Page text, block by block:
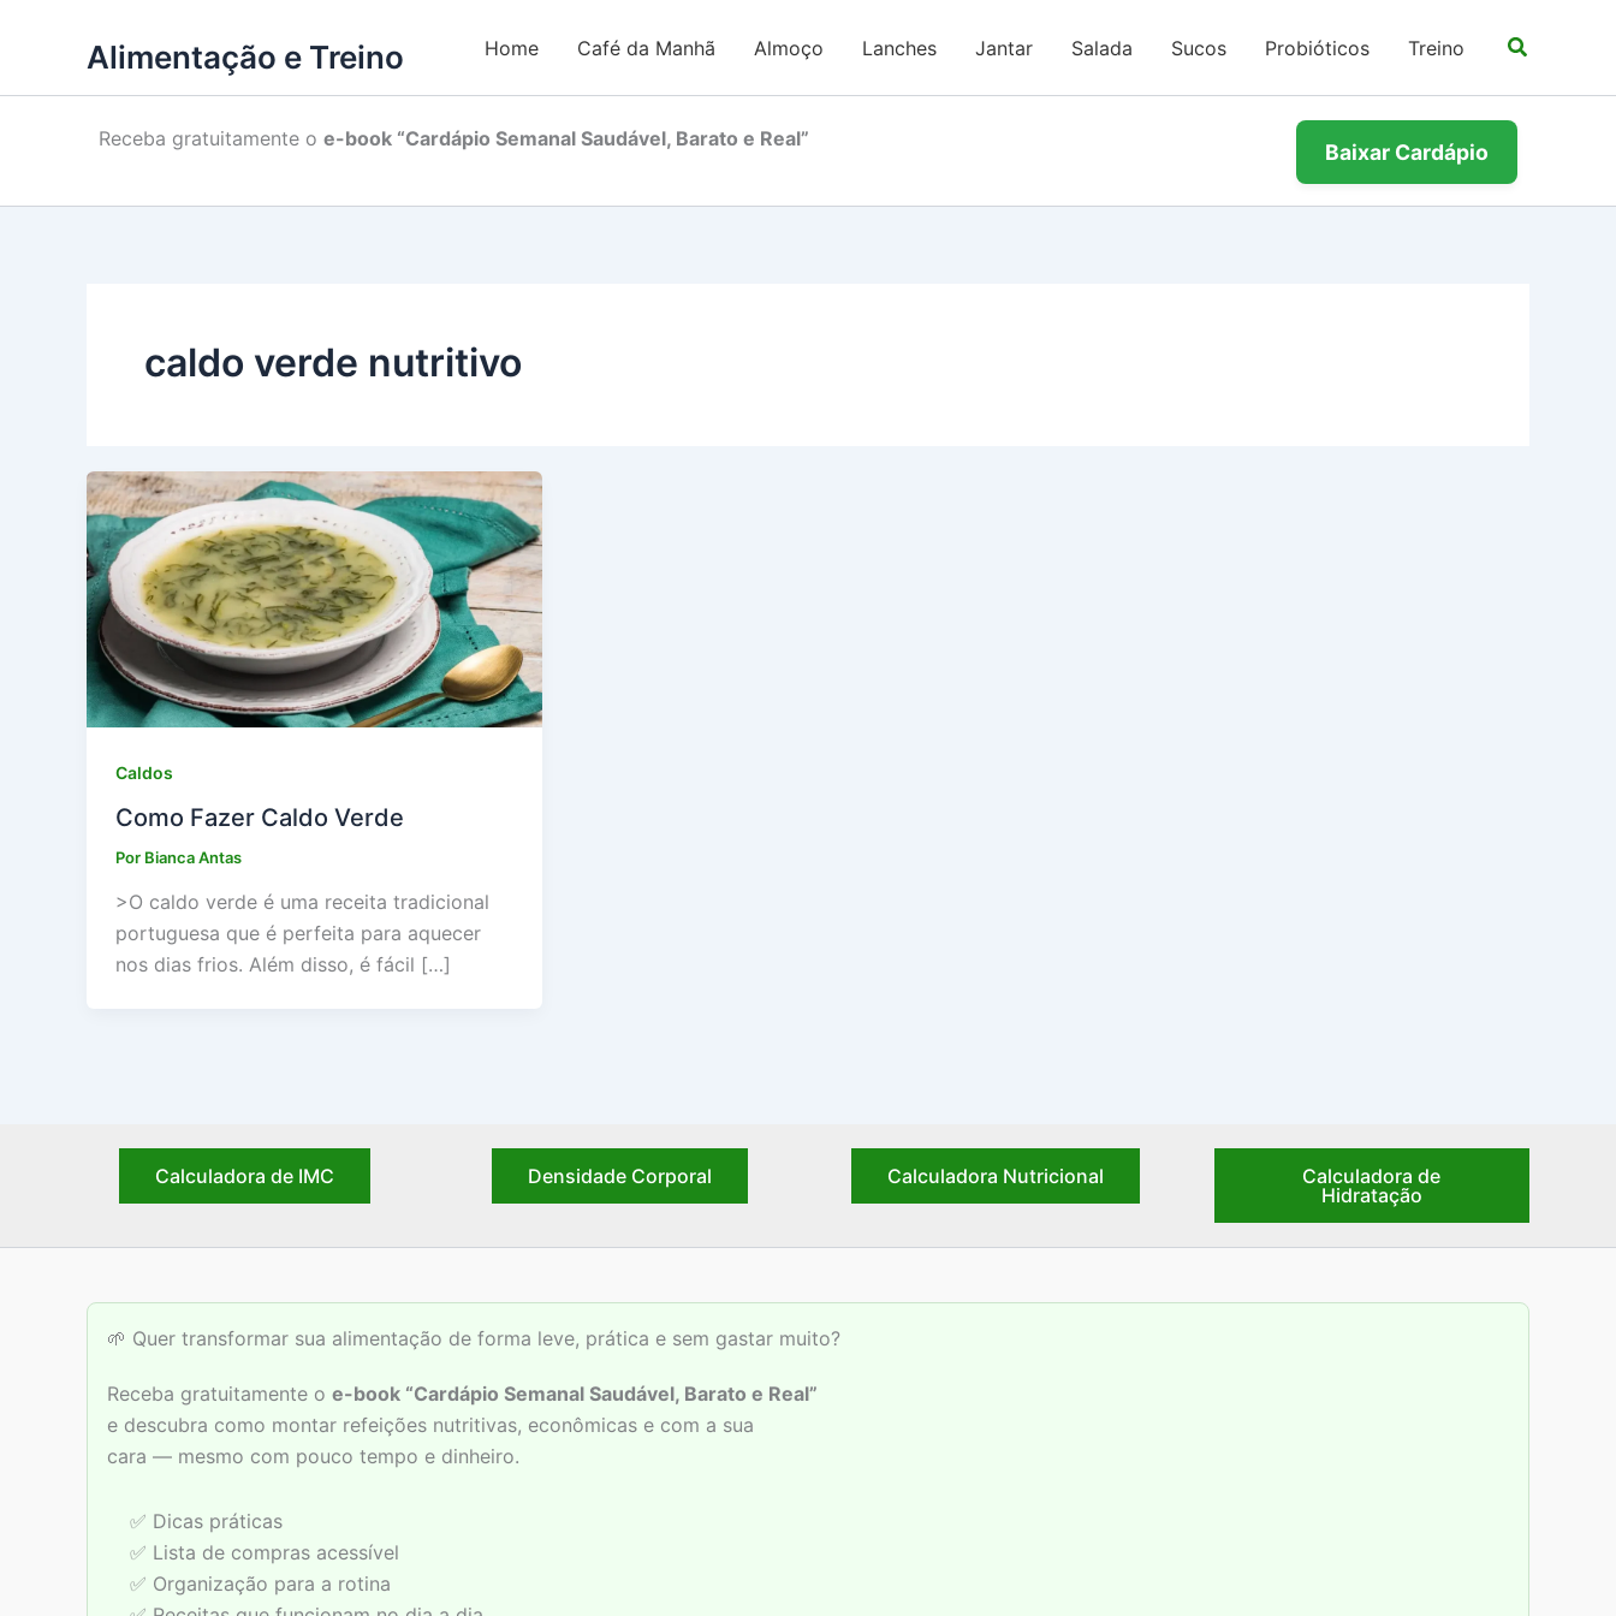
Alimentação e Treino Home Café da Manhã Almoço Lanches Jantar Salada Sucos Probióticos Treino
Receba gratuitamente o e-book “Cardápio Semanal Saudável, Barato e Real”
Baixar Cardápio
caldo verde nutritivo
Caldos
Como Fazer Caldo Verde
Por Bianca Antas
>O caldo verde é uma receita tradicional
portuguesa que é perfeita para aquecer
nos dias frios. Além disso, é fácil […]
Calculadora de IMC Densidade Corporal Calculadora Nutricional
Calculadora de
Hidratação
🌱 Quer transformar sua alimentação de forma leve, prática e sem gastar muito?
Receba gratuitamente o e-book “Cardápio Semanal Saudável, Barato e Real”
e descubra como montar refeições nutritivas, econômicas e com a sua
cara — mesmo com pouco tempo e dinheiro.
✅ Dicas práticas
✅ Lista de compras acessível
✅ Organização para a rotina